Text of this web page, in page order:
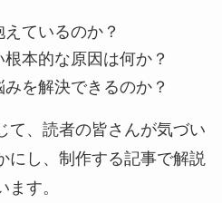
ているのか？
本的な原因は何か？
を解決できるのか？
て、読者の皆さんが気づい
にし、制作する記事で解説
す。